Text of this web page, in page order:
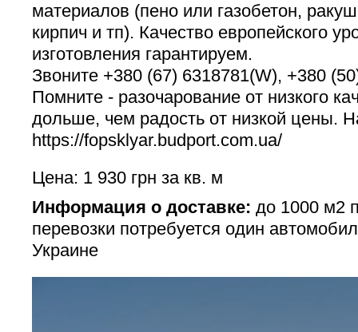
материалов (пено или газобетон,
кирпич и тп). Качество европейского
изготовления гарантируем.
Звоните +380 (67) 6318781(W), +380
Помните - разочарование от низкого
дольше, чем радость от низкой цены.
https://fopsklyar.budport.com.ua/
Цена: 1 930 грн за кв. м
Информация о доставке: до 1000 м2
перевозки потребуется один
Украине